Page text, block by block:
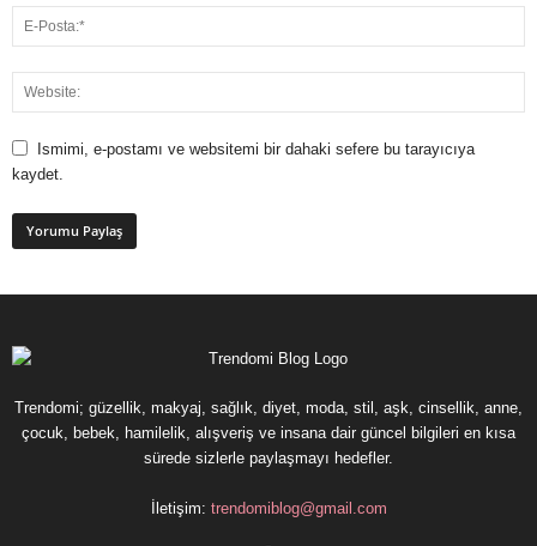
Ismimi, e-postamı ve websitemi bir dahaki sefere bu tarayıcıya
kaydet.
Trendomi; güzellik, makyaj, sağlık, diyet, moda, stil, aşk, cinsellik, anne,
çocuk, bebek, hamilelik, alışveriş ve insana dair güncel bilgileri en kısa
sürede sizlerle paylaşmayı hedefler.
İletişim: trendomiblog@gmail.com